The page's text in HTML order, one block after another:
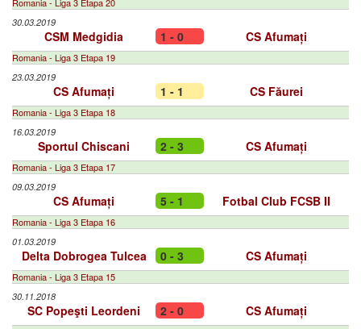
30.03.2019
CSM Medgidia 1 - 0 CS Afumați
Romania - Liga 3 Etapa 19
23.03.2019
CS Afumați 1 - 1 CS Făurei
Romania - Liga 3 Etapa 18
16.03.2019
Sportul Chiscani 2 - 3 CS Afumați
Romania - Liga 3 Etapa 17
09.03.2019
CS Afumați 5 - 1 Fotbal Club FCSB II
Romania - Liga 3 Etapa 16
01.03.2019
Delta Dobrogea Tulcea 0 - 3 CS Afumați
Romania - Liga 3 Etapa 15
30.11.2018
SC Popeşti Leordeni 2 - 0 CS Afumați